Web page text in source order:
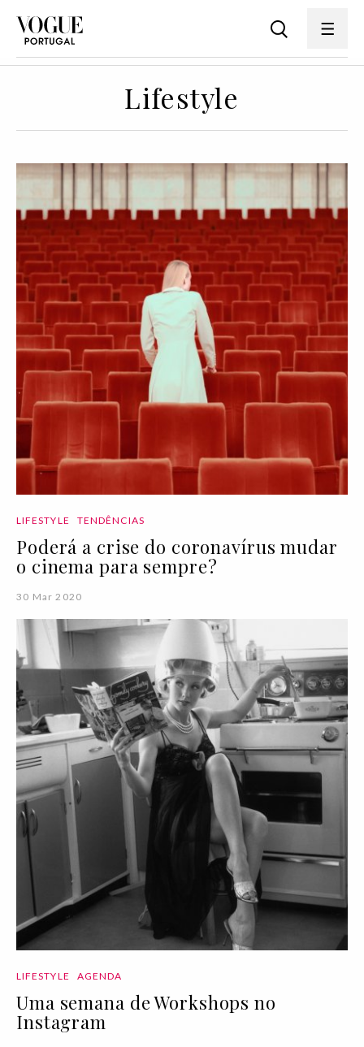
Lifestyle
LIFESTYLE TENDÊNCIAS
Poderá a crise do coronavírus mudar
o cinema para sempre?
30 Mar 2020
LIFESTYLE AGENDA
Uma semana de Workshops no
Instagram